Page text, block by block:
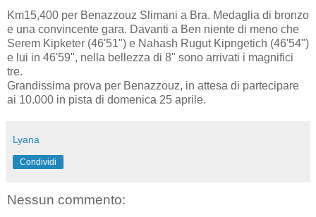
Km15,400 per Benazzouz Slimani a Bra. Medaglia di bronzo
e una convincente gara. Davanti a Ben niente di meno che
Serem Kipketer (46'51") e Nahash Rugut Kipngetich (46'54")
e lui in 46'59", nella bellezza di 8" sono arrivati i magnifici
tre.
Grandissima prova per Benazzouz, in attesa di partecipare
ai 10.000 in pista di domenica 25 aprile.
Lyana
Condividi
Nessun commento: